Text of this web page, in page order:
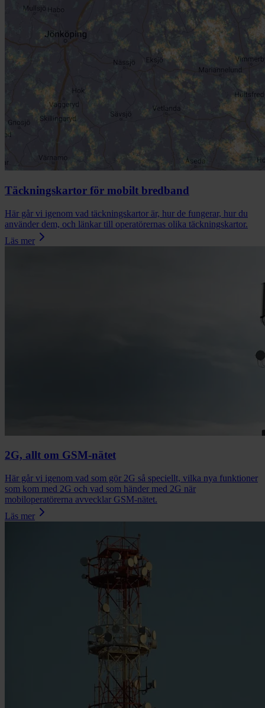
Täckningskartor för mobilt bredband
Här går vi igenom vad täckningskartor är, hur de fungerar, hur du
använder dem, och länkar till operatörernas olika täckningskartor.
Läs mer
2G, allt om GSM-nätet
Här går vi igenom vad som gör 2G så speciellt, vilka nya funktioner
som kom med 2G och vad som händer med 2G när
mobiloperatörerna avvecklar GSM-nätet.
Läs mer